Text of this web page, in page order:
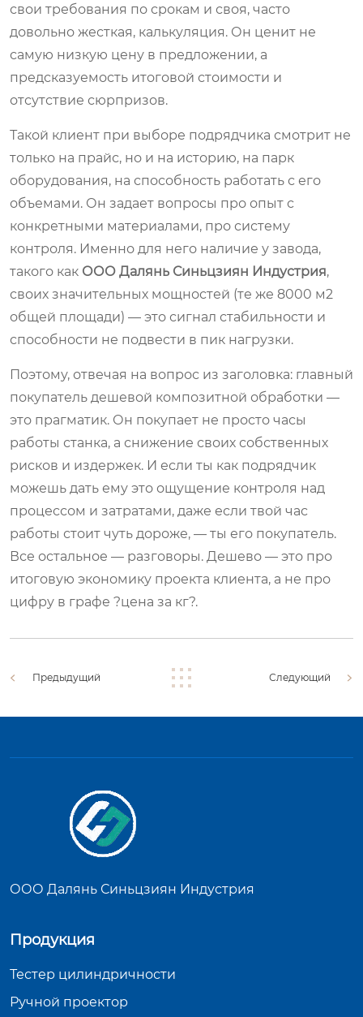
свои требования по срокам и своя, часто
довольно жесткая, калькуляция. Он ценит не
самую низкую цену в предложении, а
предсказуемость итоговой стоимости и
отсутствие сюрпризов.
Такой клиент при выборе подрядчика смотрит не
только на прайс, но и на историю, на парк
оборудования, на способность работать с его
объемами. Он задает вопросы про опыт с
конкретными материалами, про систему
контроля. Именно для него наличие у завода,
такого как ООО Далянь Синьцзиян Индустрия,
своих значительных мощностей (те же 8000 м2
общей площади) — это сигнал стабильности и
способности не подвести в пик нагрузки.
Поэтому, отвечая на вопрос из заголовка: главный
покупатель дешевой композитной обработки —
это прагматик. Он покупает не просто часы
работы станка, а снижение своих собственных
рисков и издержек. И если ты как подрядчик
можешь дать ему это ощущение контроля над
процессом и затратами, даже если твой час
работы стоит чуть дороже, — ты его покупатель.
Все остальное — разговоры. Дешево — это про
итоговую экономику проекта клиента, а не про
цифру в графе ?цена за кг?.
Предыдущий Следующий
ООО Далянь Синьцзиян Индустрия
Продукция
Тестер цилиндричности
Ручной проектор